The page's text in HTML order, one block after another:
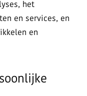
het
en services, en
en